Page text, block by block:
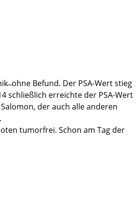
Einschränkung dass es etwas
sich aber meine Sichtweise
Genom Projekt ein klein wenig
ohne Befund. Der PSA-Wert stieg
schließlich erreichte der PSA-Wert
der auch alle anderen
tumorfrei. Schon am Tag der
die hervorragende Arbeit.
entdeckt werden können!